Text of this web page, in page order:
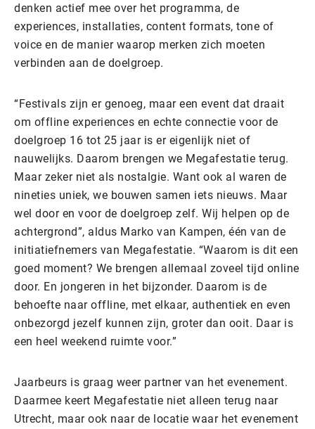
denken actief mee over het programma, de
experiences, installaties, content formats, tone of
voice en de manier waarop merken zich moeten
verbinden aan de doelgroep.
“Festivals zijn er genoeg, maar een event dat draait
om offline experiences en echte connectie voor de
doelgroep 16 tot 25 jaar is er eigenlijk niet of
nauwelijks. Daarom brengen we Megafestatie terug.
Maar zeker niet als nostalgie. Want ook al waren de
nineties uniek, we bouwen samen iets nieuws. Maar
wel door en voor de doelgroep zelf. Wij helpen op de
achtergrond”, aldus Marko van Kampen, één van de
initiatiefnemers van Megafestatie. “Waarom is dit een
goed moment? We brengen allemaal zoveel tijd online
door. En jongeren in het bijzonder. Daarom is de
behoefte naar offline, met elkaar, authentiek en even
onbezorgd jezelf kunnen zijn, groter dan ooit. Daar is
een heel weekend ruimte voor.”
Jaarbeurs is graag weer partner van het evenement.
Daarmee keert Megafestatie niet alleen terug naar
Utrecht, maar ook naar de locatie waar het evenement